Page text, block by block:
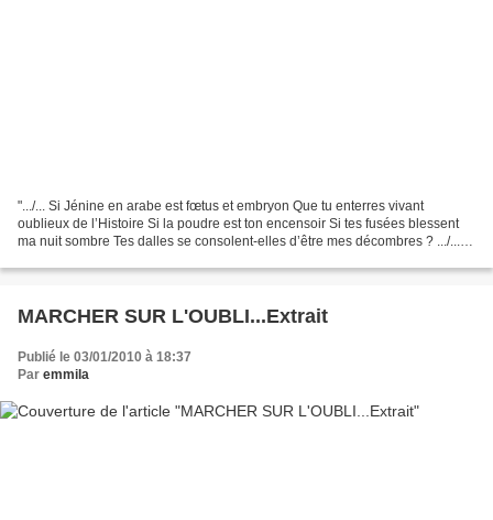
".../... Si Jénine en arabe est fœtus et embryon Que tu enterres vivant
oublieux de l’Histoire Si la poudre est ton encensoir Si tes fusées blessent
ma nuit sombre Tes dalles se consolent-elles d’être mes décombres ? .../..." .
MARCHER SUR L'OUBLI...Extrait
Publié le 03/01/2010 à 18:37
Par emmila